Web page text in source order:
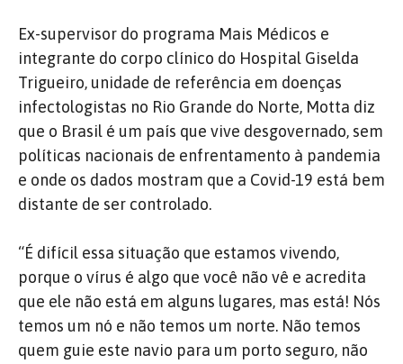
Ex-supervisor do programa Mais Médicos e
integrante do corpo clínico do Hospital Giselda
Trigueiro, unidade de referência em doenças
infectologistas no Rio Grande do Norte, Motta diz
que o Brasil é um país que vive desgovernado, sem
políticas nacionais de enfrentamento à pandemia
e onde os dados mostram que a Covid-19 está bem
distante de ser controlado.
“É difícil essa situação que estamos vivendo,
porque o vírus é algo que você não vê e acredita
que ele não está em alguns lugares, mas está! Nós
temos um nó e não temos um norte. Não temos
quem guie este navio para um porto seguro, não